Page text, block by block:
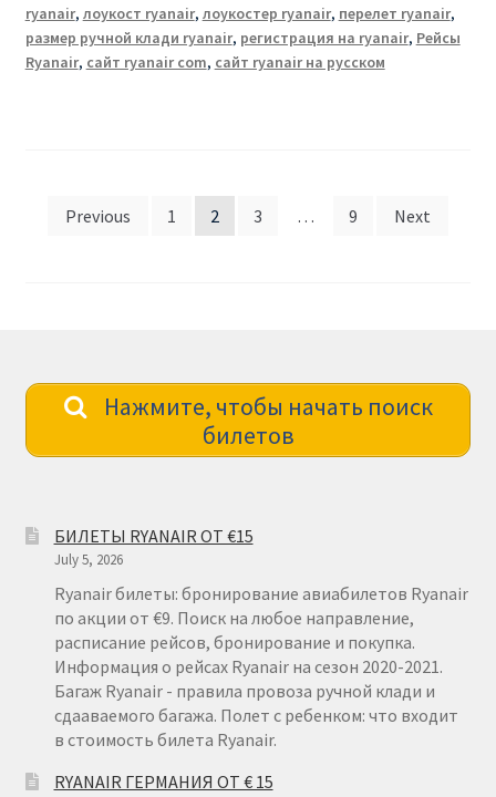
ryanair, лоукост ryanair, лоукостер ryanair, перелет ryanair,
размер ручной клади ryanair, регистрация на ryanair, Рейсы
Ryanair, сайт ryanair com, сайт ryanair на русском
Posts
Previous 1 2 3 … 9 Next
Нажмите, чтобы начать поиск
билетов
БИЛЕТЫ RYANAIR ОТ €15
July 5, 2026
Ryanair билеты: бронирование авиабилетов Ryanair
по акции от €9. Поиск на любое направление,
расписание рейсов, бронирование и покупка.
Информация о рейсах Ryanair на сезон 2020-2021.
Багаж Ryanair - правила провоза ручной клади и
сдааваемого багажа. Полет с ребенком: что входит
в стоимость билета Ryanair.
RYANAIR ГЕРМАНИЯ ОТ € 15